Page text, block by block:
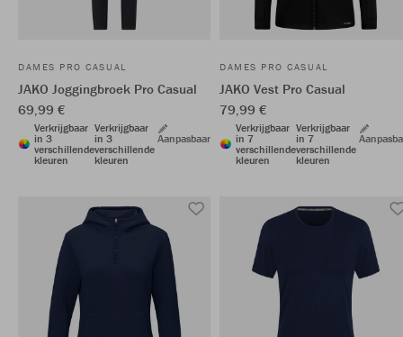
DAMES PRO CASUAL
JAKO Joggingbroek Pro Casual
69,99 €
Verkrijgbaar
in 3
verschillende
kleuren
Verkrijgbaar
in 3
verschillende
kleuren
Aanpasbaar
DAMES PRO CASUAL
JAKO Vest Pro Casual
79,99 €
Verkrijgbaar
in 7
verschillende
kleuren
Verkrijgbaar
in 7
verschillende
kleuren